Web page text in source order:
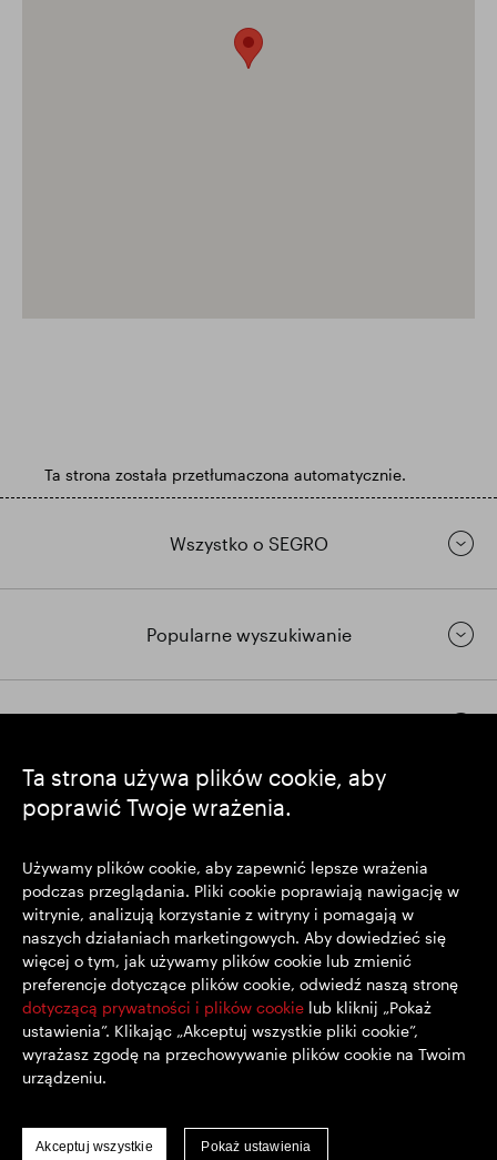
Ta strona używa plików cookie, aby
poprawić Twoje wrażenia.
Używamy plików cookie, aby zapewnić lepsze wrażenia
podczas przeglądania. Pliki cookie poprawiają nawigację w
witrynie, analizują korzystanie z witryny i pomagają w
naszych działaniach marketingowych. Aby dowiedzieć się
więcej o tym, jak używamy plików cookie lub zmienić
preferencje dotyczące plików cookie, odwiedź naszą stronę
dotyczącą prywatności i plików cookie lub kliknij „Pokaż
ustawienia”. Klikając „Akceptuj wszystkie pliki cookie”,
wyrażasz zgodę na przechowywanie plików cookie na Twoim
urządzeniu.
Akceptuj wszystkie Pokaż ustawienia
Ta strona została przetłumaczona automatycznie.
Wszystko o SEGRO
Popularne wyszukiwanie
https://www.linkedin.com/
https://www.youtube.com/
SEGRO plc
Siedziba: 1 New Burlington Place, Londyn W1S 2HR
Zarejestrowana w Wielkiej Brytanii pod nr 167591
Miejsce rejestracji: Anglia i Walia
© SEGRO 2022
Wyłączenie Odpowiedzialności
Polityka prywatności
Polityka plików cookie